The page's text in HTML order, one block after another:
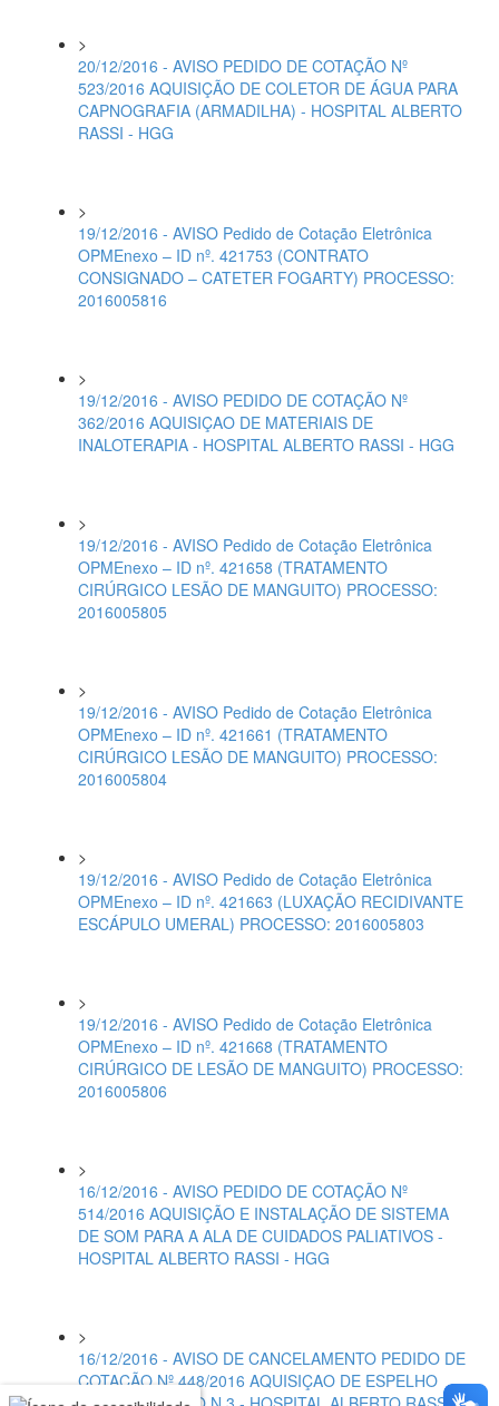
>
20/12/2016 - AVISO PEDIDO DE COTAÇÃO Nº
523/2016 AQUISIÇÃO DE COLETOR DE ÁGUA PARA
CAPNOGRAFIA (ARMADILHA) - HOSPITAL ALBERTO
RASSI - HGG
>
19/12/2016 - AVISO Pedido de Cotação Eletrônica
OPMEnexo – ID nº. 421753 (CONTRATO
CONSIGNADO – CATETER FOGARTY) PROCESSO:
2016005816
>
19/12/2016 - AVISO PEDIDO DE COTAÇÃO Nº
362/2016 AQUISIÇAO DE MATERIAIS DE
INALOTERAPIA - HOSPITAL ALBERTO RASSI - HGG
>
19/12/2016 - AVISO Pedido de Cotação Eletrônica
OPMEnexo – ID nº. 421658 (TRATAMENTO
CIRÚRGICO LESÃO DE MANGUITO) PROCESSO:
2016005805
>
19/12/2016 - AVISO Pedido de Cotação Eletrônica
OPMEnexo – ID nº. 421661 (TRATAMENTO
CIRÚRGICO LESÃO DE MANGUITO) PROCESSO:
2016005804
>
19/12/2016 - AVISO Pedido de Cotação Eletrônica
OPMEnexo – ID nº. 421663 (LUXAÇÃO RECIDIVANTE
ESCÁPULO UMERAL) PROCESSO: 2016005803
>
19/12/2016 - AVISO Pedido de Cotação Eletrônica
OPMEnexo – ID nº. 421668 (TRATAMENTO
CIRÚRGICO DE LESÃO DE MANGUITO) PROCESSO:
2016005806
>
16/12/2016 - AVISO PEDIDO DE COTAÇÃO Nº
514/2016 AQUISIÇÃO E INSTALAÇÃO DE SISTEMA
DE SOM PARA A ALA DE CUIDADOS PALIATIVOS -
HOSPITAL ALBERTO RASSI - HGG
>
16/12/2016 - AVISO DE CANCELAMENTO PEDIDO DE
COTAÇÃO Nº 448/2016 AQUISIÇAO DE ESPELHO